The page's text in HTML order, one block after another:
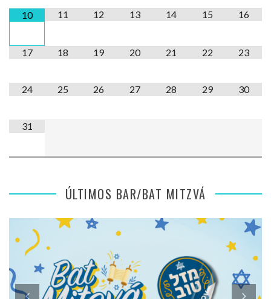
10 11 12 13 14 15 16
17 18 19 20 21 22 23
24 25 26 27 28 29 30
31
ÚLTIMOS BAR/BAT MITZVÁ